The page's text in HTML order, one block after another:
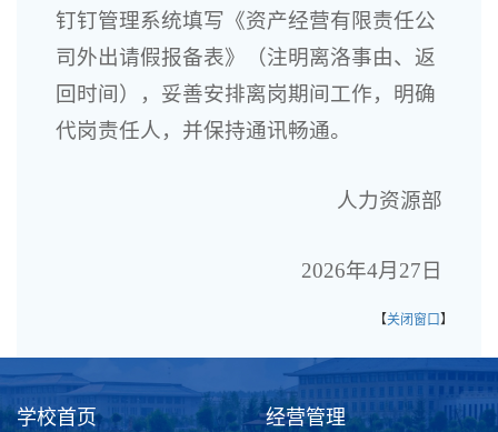
钉钉管理系统填写《资产经营有限责任公
司外出请假报备表》（注明离洛事由、返
回时间），妥善安排离岗期间工作，明确
代岗责任人，并保持通讯畅通。
人力资源部
2026年4月27日
【关闭窗口】
学校首页
经营管理